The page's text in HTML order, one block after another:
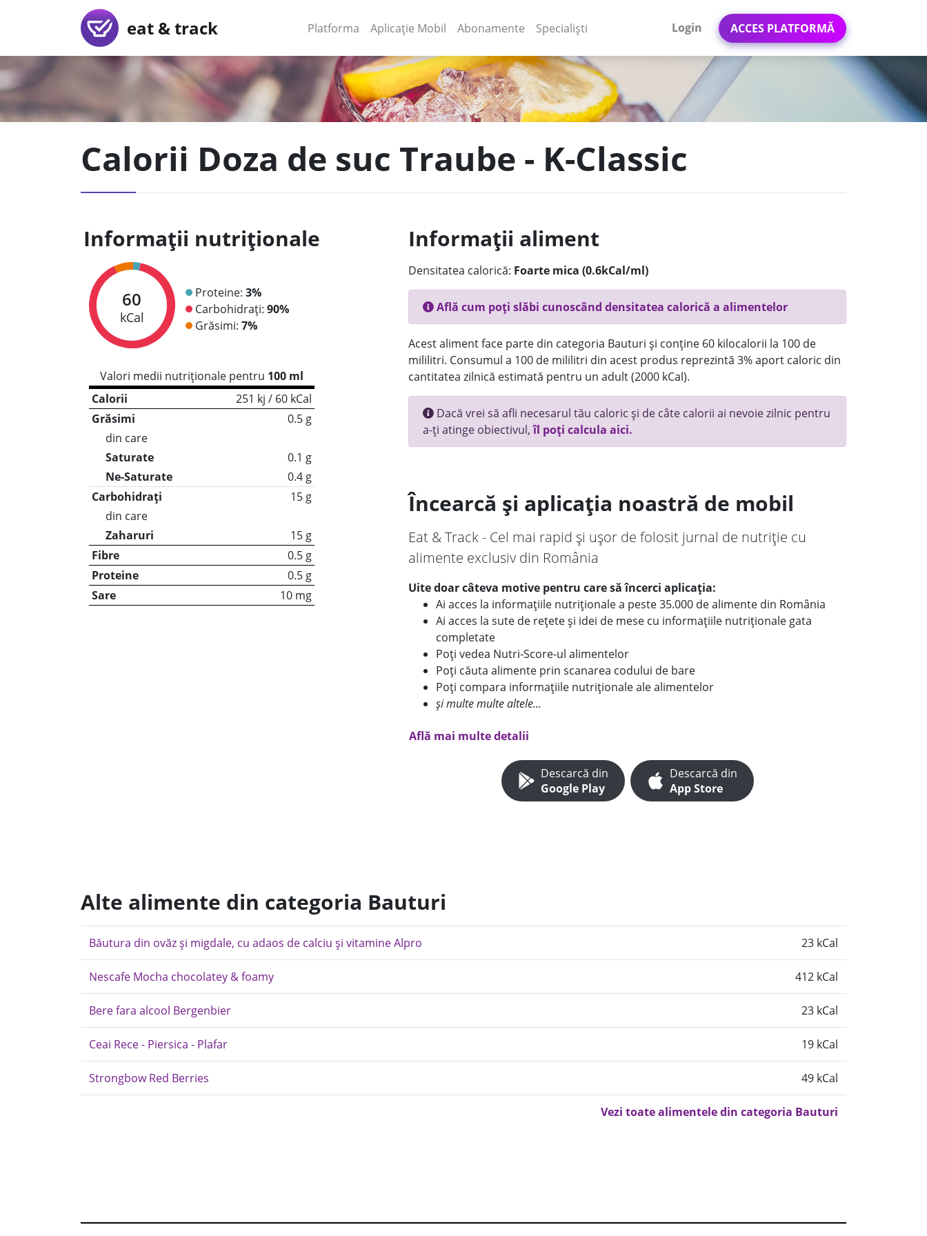
eat & track Platforma (current)
Aplicație Mobil (current)
Abonamente Specialiști Login ACCES PLATFORMĂ
Calorii Doza de suc Traube - K-Classic
Informații nutriționale
60
kCal
Proteine: 3%
Carbohidrați: 90%
Grăsimi: 7%
Valori medii nutriționale pentru 100 ml
Calorii
251 kj / 60 kCal
Grăsimi
0.5 g
din care
Saturate
0.1 g
Ne-Saturate
0.4 g
Carbohidrați
15 g
din care
Zaharuri
15 g
Fibre
0.5 g
Proteine
0.5 g
Sare
10 mg
Informații aliment
Densitatea calorică: Foarte mica (0.6kCal/ml)
Află cum poți slăbi cunoscând densitatea calorică a alimentelor
Acest aliment face parte din categoria Bauturi și conține 60 kilocalorii la 100 de
mililitri. Consumul a 100 de mililitri din acest produs reprezintă 3% aport caloric din
cantitatea zilnică estimată pentru un adult (2000 kCal).
Dacă vrei să afli necesarul tău caloric și de câte calorii ai nevoie zilnic pentru
a-ți atinge obiectivul,îl poți calcula aici.
Încearcă și aplicația noastră de mobil
Eat & Track - Cel mai rapid și ușor de folosit jurnal de nutriție cu
alimente exclusiv din România
Uite doar câteva motive pentru care să încerci aplicația:
Ai acces la informațiile nutriționale a peste 35.000 de alimente din România
Ai acces la sute de rețete și idei de mese cu informațiile nutriționale gata
completate
Poți vedea Nutri-Score-ul alimentelor
Poți căuta alimente prin scanarea codului de bare
Poți compara informațiile nutriționale ale alimentelor
și multe multe altele...
Află mai multe detalii
Descarcă din
Google Play
Descarcă din
App Store
Alte alimente din categoria Bauturi
Băutura din ovăz și migdale, cu adaos de calciu și vitamine Alpro 23 kCal
Nescafe Mocha chocolatey & foamy 412 kCal
Bere fara alcool Bergenbier 23 kCal
Ceai Rece - Piersica - Plafar 19 kCal
Strongbow Red Berries 49 kCal
Vezi toate alimentele din categoria Bauturi